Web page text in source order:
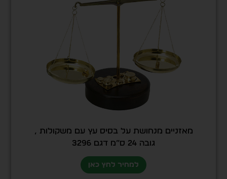
מאזניים מנחושת על בסיס עץ עם משקולות ,
גובה 24 ס”מ דגם 3296
למחיר לחץ כאן